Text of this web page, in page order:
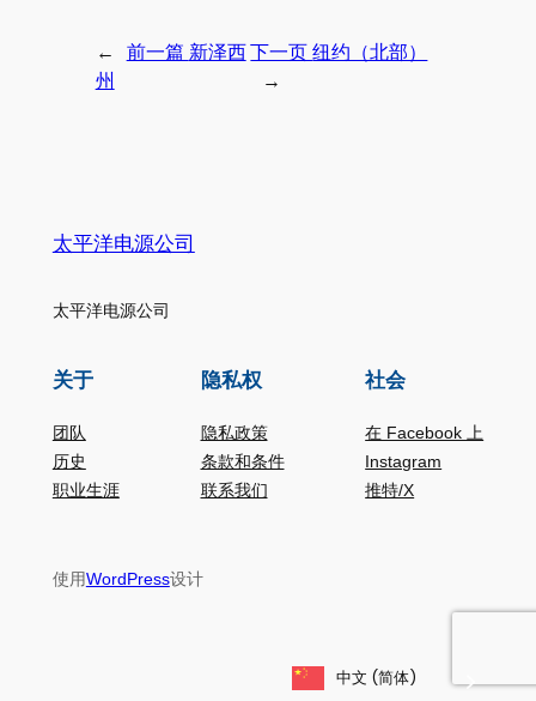
← 前一篇 新泽西
州
下一页纽约（北部）
→
太平洋电源公司
太平洋电源公司
关于
团队
历史
职业生涯
隐私权
隐私政策
条款和条件
联系我们
社会
在 Facebook 上
Instagram
推特/X
使用WordPress设计
中文 (简体)